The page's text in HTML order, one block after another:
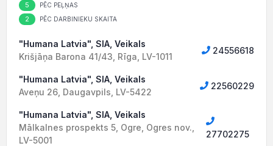
5 PĒC PEĻŅAS
2 PĒC DARBINIEKU SKAITA
"Humana Latvia", SIA, Veikals
Krišjāņa Barona 41/43, Rīga, LV-1011
24556618
"Humana Latvia", SIA, Veikals
Aveņu 26, Daugavpils, LV-5422
22560229
"Humana Latvia", SIA, Veikals
Mālkalnes prospekts 5, Ogre, Ogres nov.,
LV-5001
27702275